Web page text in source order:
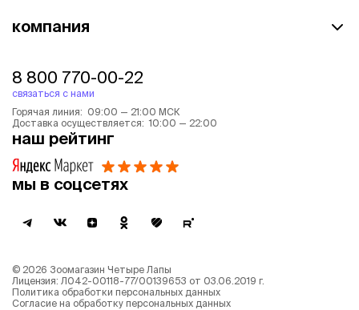
компания
8 800 770-00-22
связаться с нами
Горячая линия: 09:00 — 21:00 МСК
Доставка осуществляется: 10:00 — 22:00
наш рейтинг
мы в соцсетях
© 2026 Зоомагазин Четыре Лапы
Лицензия: Л042-00118-77/00139653 от 03.06.2019 г.
Политика обработки персональных данных
Согласие на обработку персональных данных